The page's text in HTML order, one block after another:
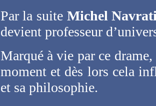
Par la suite Michel
devient professeur
Marqué à vie par ce
moment et dès lors cela
et sa philosophie.